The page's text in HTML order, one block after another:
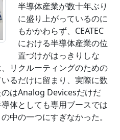
半導体産業が数十年ぶり
に盛り上がっているのに
もかかわらず、CEATEC
における半導体産業の位
置づけがはっきりしな
リクルーティングのための
るだけに留まり、実際に数
はAnalog Devicesだけだ
体としても専用ブースでは
中の一つにすぎなかった。